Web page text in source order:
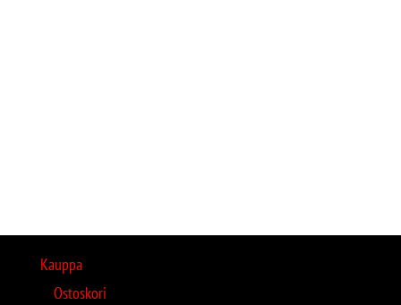
Kauppa
Ostoskori